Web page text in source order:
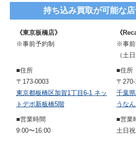
持ち込み買取が可能な
《東京板橋店》
※事前予約制
■住所
〒173-0003
東京都板橋区加賀1丁目6-1 ネッ
トデポ新板橋5階
■営業時間
9:00〜16:00
《
※事前
（土
■住所
〒
千葉
うな
■営業
土日